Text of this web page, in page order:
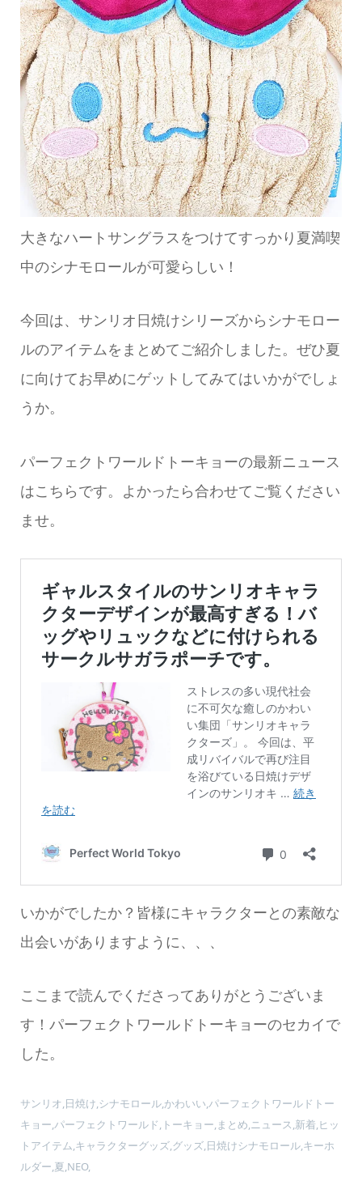
大きなハートサングラスをつけてすっかり夏満喫
中のシナモロールが可愛らしい！
今回は、サンリオ日焼けシリーズからシナモロー
ルのアイテムをまとめてご紹介しました。ぜひ夏
に向けてお早めにゲットしてみてはいかがでしょ
うか。
パーフェクトワールドトーキョーの最新ニュース
はこちらです。よかったら合わせてご覧ください
ませ。
いかがでしたか？皆様にキャラクターとの素敵な
出会いがありますように、、、
ここまで読んでくださってありがとうございま
す！パーフェクトワールドトーキョーのセカイで
した。
サンリオ,日焼け,シナモロール,かわいい,パーフェクトワールドトー
キョー,パーフェクトワールド,トーキョー,まとめ,ニュース,新着,ヒッ
トアイテム,キャラクターグッズ,グッズ,日焼けシナモロール,キーホ
ルダー,夏,NEO,